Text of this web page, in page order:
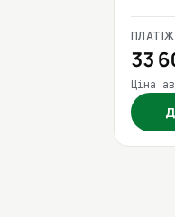
ПЛАТІЖ
33
Ціна